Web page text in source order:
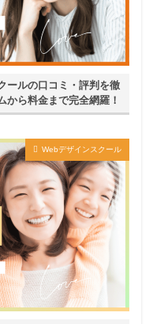
ールの口コミ・評判を徹
から料金まで完全網羅！
Webデザインスクール